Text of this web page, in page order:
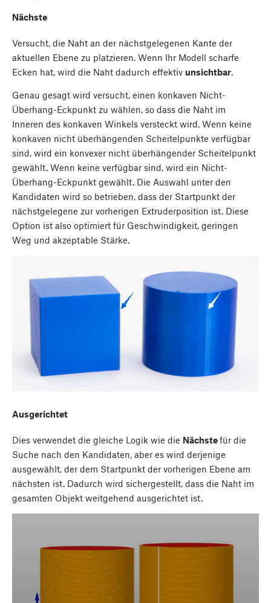
Nächste
Versucht, die Naht an der nächstgelegenen Kante der
aktuellen Ebene zu platzieren. Wenn Ihr Modell scharfe
Ecken hat, wird die Naht dadurch effektiv unsichtbar.
Genau gesagt wird versucht, einen konkaven Nicht-
Überhang-Eckpunkt zu wählen, so dass die Naht im
Inneren des konkaven Winkels versteckt wird. Wenn keine
konkaven nicht überhängenden Scheitelpunkte verfügbar
sind, wird ein konvexer nicht überhängender Scheitelpunkt
gewählt. Wenn keine verfügbar sind, wird ein Nicht-
Überhang-Eckpunkt gewählt. Die Auswahl unter den
Kandidaten wird so betrieben, dass der Startpunkt der
nächstgelegene zur vorherigen Extruderposition ist. Diese
Option ist also optimiert für Geschwindigkeit, geringen
Weg und akzeptable Stärke.
Ausgerichtet
Dies verwendet die gleiche Logik wie die Nächstefür die
Suche nach den Kandidaten, aber es wird derjenige
ausgewählt, der dem Startpunkt der vorherigen Ebene am
nächsten ist. Dadurch wird sichergestellt, dass die Naht im
gesamten Objekt weitgehend ausgerichtet ist.